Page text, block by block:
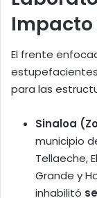
Impacto
El frente
para las
Sinaloa
municipio
Tellaeche,
Grande y
inhabilitó